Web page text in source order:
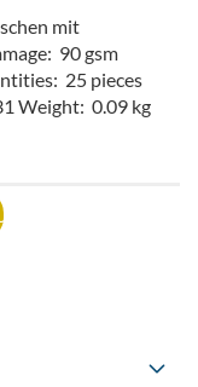
mit
90 gsm
25 pieces
Weight: 0.09 kg